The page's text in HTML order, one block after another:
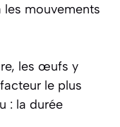
mouvements
les œufs y
le plus
: la durée